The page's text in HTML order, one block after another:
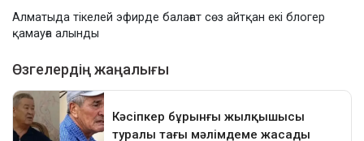
Алматыда тікелей эфирде балағат сөз айтқан екі блогер
қамауға алынды